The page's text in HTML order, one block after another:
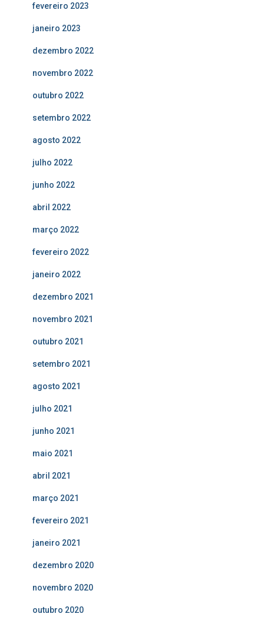
fevereiro 2023
janeiro 2023
dezembro 2022
novembro 2022
outubro 2022
setembro 2022
agosto 2022
julho 2022
junho 2022
abril 2022
março 2022
fevereiro 2022
janeiro 2022
dezembro 2021
novembro 2021
outubro 2021
setembro 2021
agosto 2021
julho 2021
junho 2021
maio 2021
abril 2021
março 2021
fevereiro 2021
janeiro 2021
dezembro 2020
novembro 2020
outubro 2020